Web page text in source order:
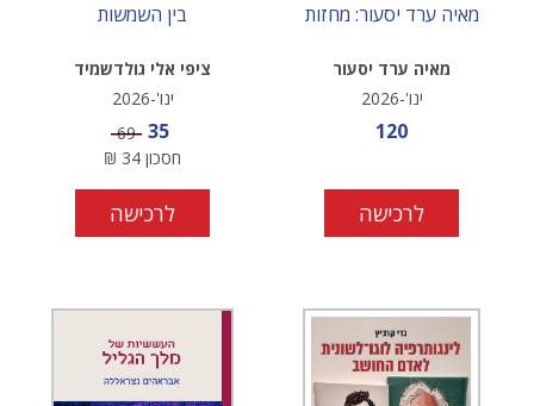
מאיה ערד יסעור: מחזות
מאיה ערד יסעור
ינו'-2026
מחיר מבצע
120
לרכישה
בין השמשות
ציפי אלי גולדשמיד
ינו'-2026
מחיר מבצע
35 מחיר
69
חסכון 34
₪
לרכישה